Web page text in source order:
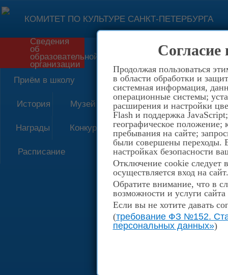
Согласие
Продолжая пользоваться
в области обработки и
системная информация,
операционные системы;
расширения и настройки
Flash и поддержка
географическое положение;
пребывания на сайте;
были совершены переходы.
настройках безопасности
Отключение cookie следует
осуществляется вход на сайт.
Обратите внимание, что в
возможности и услуги
Если вы не хотите давать
(требование ФЗ №152.
персональных данных»)
КОМИТЕТ ПО КУЛЬТУРЕ САНКТ-ПЕТЕРБУРГА
Форма обратной связи
Сведения
об
образовательной
организации
Приём в школу
История Музей
Награды Конкурсы
Расписание